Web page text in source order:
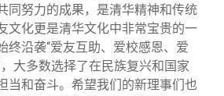
同努力的成果，是清华精神和传统
文化更是清华文化中非常宝贵的一
终沿袭“爱友互助、爱校感恩、爱
大多数选择了在民族复兴和国家
当和奋斗。希望我们的新理事们也